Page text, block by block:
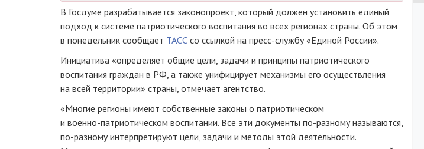
В Госдуме разрабатывается законопроект, который должен установить единый
подход к системе патриотического воспитания во всех регионах страны. Об этом
в понедельник сообщает ТАСС со ссылкой на пресс-службу«Единой России».
Инициатива «определяет общие цели, задачи и принципы патриотического
воспитания граждан в РФ, а также унифицирует механизмы его осуществления
на всей территории» страны, отмечает агентство.
«Многие регионы имеют собственные законы о патриотическом
и военно-патриотическом воспитании. Все эти документы по-разномуназываются,
по-разномуинтерпретируют цели, задачи и методы этой деятельности.